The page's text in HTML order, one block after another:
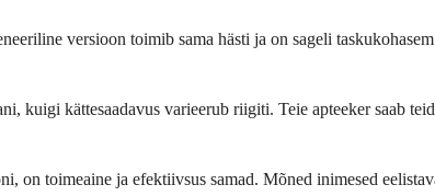
versioon toimib sama hästi ja on sageli
kuigi kättesaadavus varieerub riigiti. Teie apteeker saab
on toimeaine ja efektiivsus samad. Mõned inimesed